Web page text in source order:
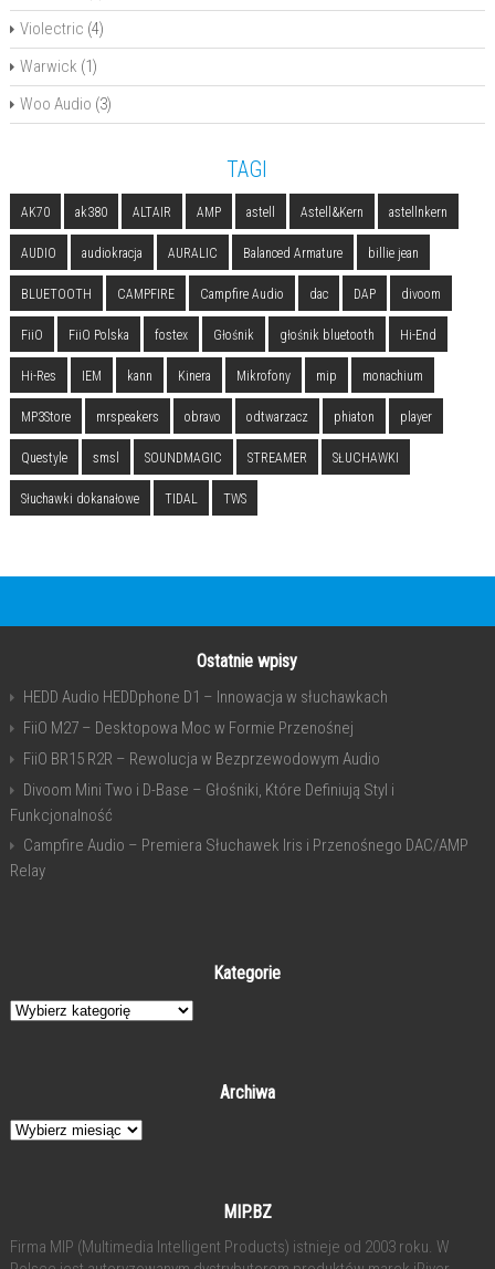
Violectric (4)
Warwick (1)
Woo Audio (3)
TAGI
AK70 ak380 ALTAIR AMP astell Astell&Kern astellnkern
AUDIO audiokracja AURALIC Balanced Armature billie jean
BLUETOOTH CAMPFIRE Campfire Audio dac DAP divoom
FiiO FiiO Polska fostex Głośnik głośnik bluetooth Hi-End
Hi-Res IEM kann Kinera Mikrofony mip monachium
MP3Store mrspeakers obravo odtwarzacz phiaton player
Questyle smsl SOUNDMAGIC STREAMER SŁUCHAWKI
Słuchawki dokanałowe TIDAL TWS
Ostatnie wpisy
HEDD Audio HEDDphone D1 – Innowacja w słuchawkach
FiiO M27 – Desktopowa Moc w Formie Przenośnej
FiiO BR15 R2R – Rewolucja w Bezprzewodowym Audio
Divoom Mini Two i D-Base – Głośniki, Które Definiują Styl i
Funkcjonalność
Campfire Audio – Premiera Słuchawek Iris i Przenośnego DAC/AMP
Relay
Kategorie
Kategorie
Archiwa
Archiwa
MIP.BZ
Firma MIP (Multimedia Intelligent Products) istnieje od 2003 roku. W